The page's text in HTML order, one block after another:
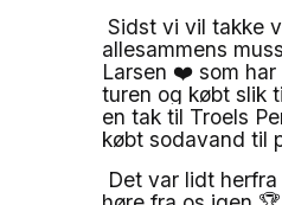
Sidst vi vil takke
allesammens
Larsen ❤️ som
turen og købt slik
en tak til Troels
købt sodavand til
Det var lidt